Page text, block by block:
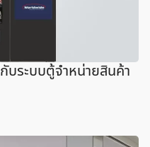
บระบบตู้จำหน่ายสินค้า